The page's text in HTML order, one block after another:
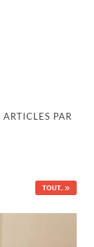
PAR
TOUT..